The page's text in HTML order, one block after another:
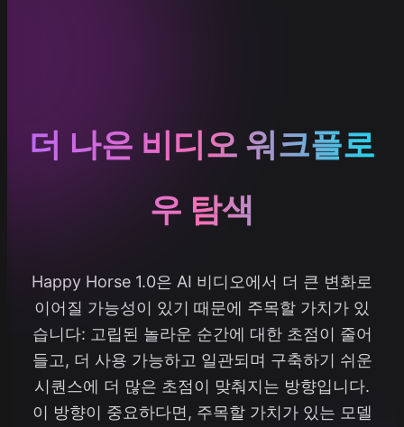
더 나은 비디오 워크플로
우 탐색
Happy Horse 1.0은 AI 비디오에서 더 큰 변화로
이어질 가능성이 있기 때문에 주목할 가치가 있
습니다: 고립된 놀라운 순간에 대한 초점이 줄어
들고, 더 사용 가능하고 일관되며 구축하기 쉬운
시퀀스에 더 많은 초점이 맞춰지는 방향입니다.
이 방향이 중요하다면, 주목할 가치가 있는 모델